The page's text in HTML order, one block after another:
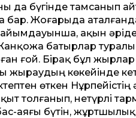
бүгінде тамсанып
Жоғарыда
ақын
батырлар
ғой. Бірақ бұл
жыраудың көке­йінде
өткен Нұрпейістің
толғанып, нетүрлі
аяғы бүтін,